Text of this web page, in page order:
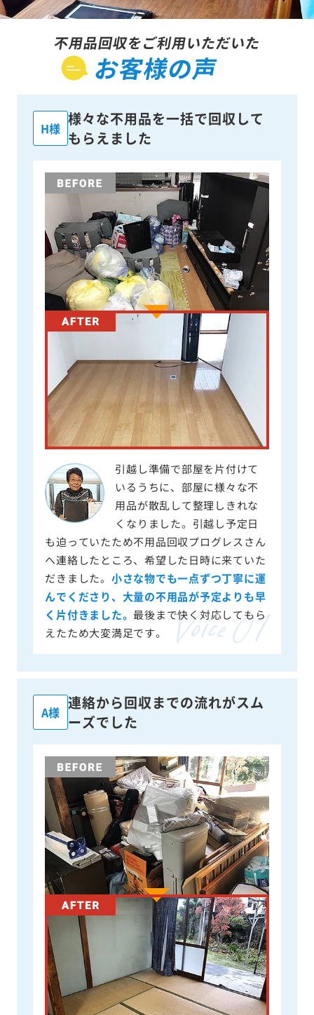
不用品回収をご利用いただいた
お客様の声
H様
様々な不用品を一括で回収して
もらえました
引越し準備で部屋を片付けて
いるうちに、部屋に様々な不
用品が散乱して整理しきれな
くなりました。引越し予定日
も迫っていたため不用品回収プログレスさん
へ連絡したところ、希望した日時に来ていた
だきました。 小さな物でも一点ずつ丁寧に運
んでくださり、大量の不用品が予定よりも早
く片付きました。 最後まで快く対応してもら
えたため大変満足です。
A様
連絡から回収までの流れがスム
ーズでした